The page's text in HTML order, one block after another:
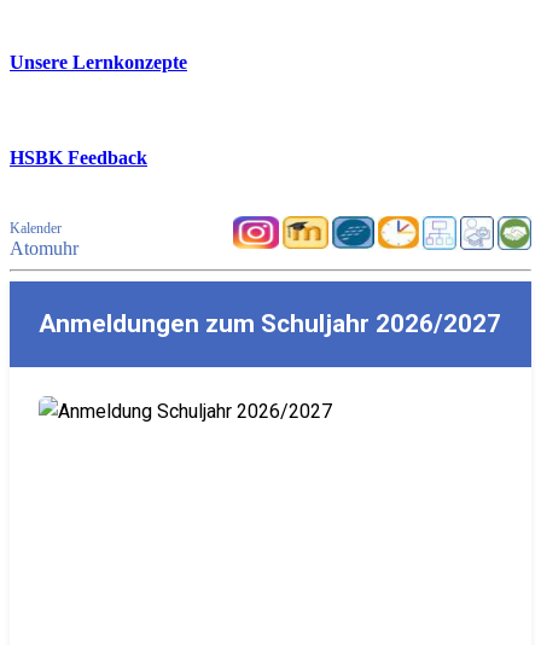
Unsere Lernkonzepte
HSBK Feedback
Kalender
Atomuhr
Anmeldungen zum Schuljahr 2026/2027